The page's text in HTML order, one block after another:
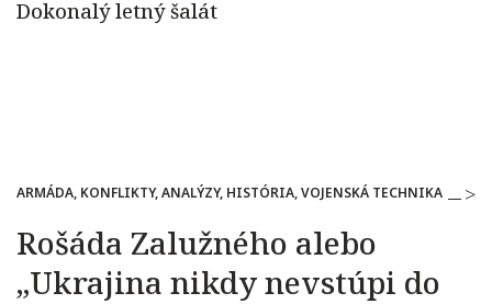
ARMÁDA, KONFLIKTY, ANALÝZY, HISTÓRIA, VOJENSKÁ TECHNIKA